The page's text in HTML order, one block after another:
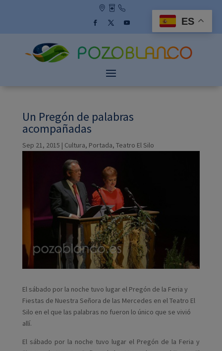
Un Pregón de palabras
acompañadas
Sep 21, 2015 | Cultura, Portada, Teatro El Silo
El sábado por la noche tuvo lugar el Pregón de la Feria y
Fiestas de Nuestra Señora de las Mercedes en el Teatro El
Silo en el que las palabras no fueron lo único que se vivió
allí.
El sábado por la noche tuvo lugar el Pregón de la Feria y
ES